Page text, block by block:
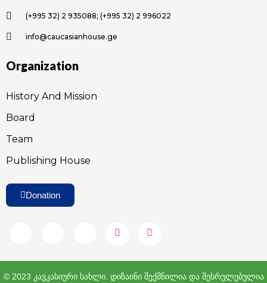
(+995 32) 2 935088; (+995 32) 2 996022
info@caucasianhouse.ge
Organization
History And Mission
Board
Team
Publishing House
Donation
© 2023 კავკასიური სახლი. დიზაინი შექმნილია და შესრულებულია